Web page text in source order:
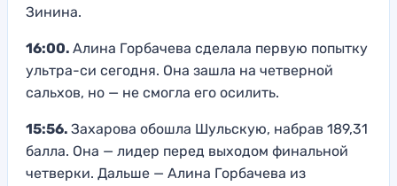
Зинина.
16:00. Алина Горбачева сделала первую попытку
ультра-си сегодня. Она зашла на четверной
сальхов, но — не смогла его осилить.
15:56. Захарова обошла Шульскую, набрав 189,31
балла. Она — лидер перед выходом финальной
четверки. Дальше — Алина Горбачева из